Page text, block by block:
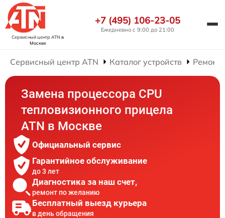
Сервисный центр ATN в
Москве
+7 (495) 106-23-05
Ежедневно с 9:00 до 21:00
Сервисный центр ATN Каталог устройств Ремонт
Замена процессора CPU
тепловизионного прицела
ATN в Москве
Официальный сервис
Гарантийное обслуживание
до 3 лет
Диагностика за наш счет,
ремонт по желанию
Бесплатный выезд курьера
в день обращения